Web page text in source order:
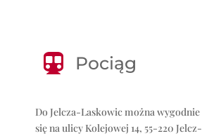
 Pociąg
Do Jelcza-Laskowic można
się na ulicy Kolejowej 14, 55-220